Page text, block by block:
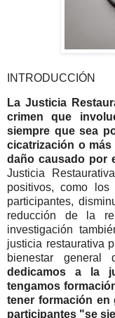
INTRODUCCIÓN
La Justicia
crimen que
siempre que sea
cicatrización o
daño causado por
Justicia
positivos, como
participantes,
reducción de la
investigación
justicia restaurativa
bienestar
dedicamos a la
tengamos
tener formación en
participantes "se